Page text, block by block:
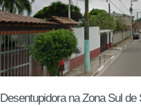
Desentupidora na Zona Sul de